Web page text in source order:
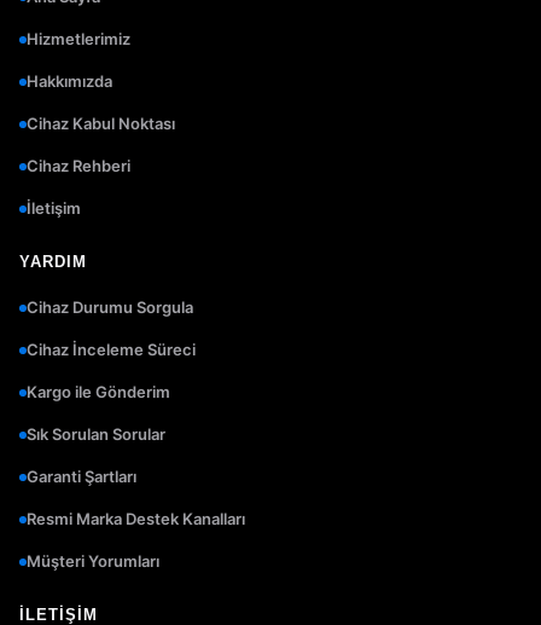
Hizmetlerimiz
Hakkımızda
Cihaz Kabul Noktası
Cihaz Rehberi
İletişim
YARDIM
Cihaz Durumu Sorgula
Cihaz İnceleme Süreci
Kargo ile Gönderim
Sık Sorulan Sorular
Garanti Şartları
Resmi Marka Destek Kanalları
Müşteri Yorumları
İLETIŞIM